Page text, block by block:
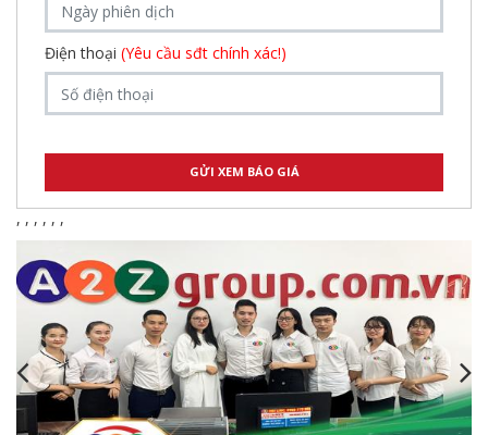
Điện thoại (Yêu cầu sđt chính xác!)
, , , , , ,